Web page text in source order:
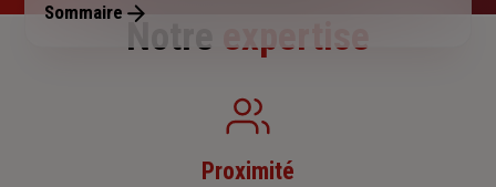
Sommaire
Notre expertise
Proximité